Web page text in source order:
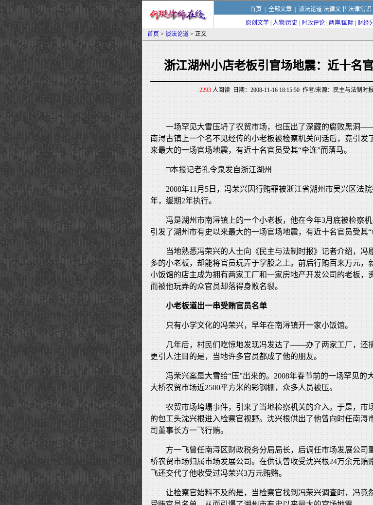
首页 全部文章| 谈法论道 法律文书 法律常识
原创文学 人物/历史 时政评论 两岸/国际 财经
首页 > 谈法论道> 正文
浙江湖州小店老板引官场地震：近十名
2293人阅读 日期：2008-11-16 18:15:50 作者/来源：民主与法制时
一场罕见大雪压坍了农贸市场，也压出了深藏的腐败黑洞
南浔古镇上一个名不见经传的小老板被检察机关问话后，竟引发
来最大的一场官场地震，有近十名官员受其“牵连”而落马。
□本报记者孔令泉发自浙江湖州
2008年11月5日，冯荣兴因行贿罪被浙江省湖州市吴兴区法
年，缓期2年执行。
冯是湖州市南浔镇上的一个小老板，他在今年3月底被检察
引发了湖州市有史以来最大的一场官场地震，有近十名官员受其“
当地熟悉冯荣兴的人士向《民主与法制时报》记者介绍，冯
多的小老板，却能将官员玩弄于掌股之上。前后行贿百来万元，
小饭馆的店主成为拥有两家工厂和一家房地产开发公司的老板，
而被他玩弄的众官员却落得身败名裂。
小老板道出一串受贿官员名单
只有小学文化的冯荣兴，早年在南浔镇开一家小饭馆。
几年后，村民们吃惊地发现冯发达了——办了两家工厂，还
更引人注目的是，当地许多官员都成了他的朋友。
冯荣兴案是大雪给“压”出来的。2008年春节前的一场罕见的
大桥农贸市场近2500平方米的彩钢棚，众多人员被压。
农贸市场垮塌事件，引来了当地检察机关的介入。于是，市
的包工头沈兴根进入检察官视野。沈兴根供出了他曾向时任南浔
司董事长方一飞行贿。
方一飞曾任南浔区财政税务分局局长，后调任市场发展公司
桥农贸市场归属市场发展公司。在供认曾收受沈兴根24万余元贿
飞还交代了他收受过冯荣兴3万元贿赂。
让检察官始料不及的是，当检察官找到冯荣兴调查时，冯竟